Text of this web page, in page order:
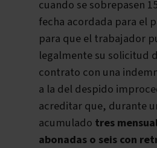
cuando se sobrepasen
fecha acordada para el
para que el trabajador
legalmente su solicitud
contrato con una
a la del despido
acreditar que, durante
acumulado tres
abonadas o seis con